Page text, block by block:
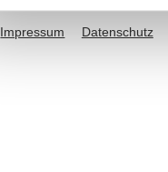
Impressum Datenschutz